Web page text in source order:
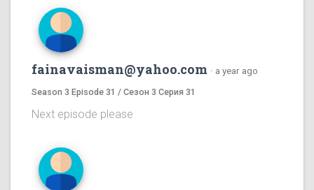
fainavaisman@yahoo.com · a year ago
Season 3 Episode 31 / Сезон 3 Серия 31
Next episode please